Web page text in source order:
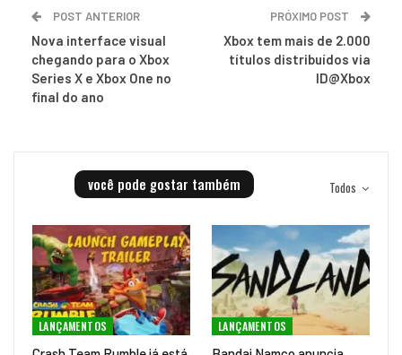
POST ANTERIOR
Nova interface visual
chegando para o Xbox
Series X e Xbox One no
final do ano
PRÓXIMO POST
Xbox tem mais de 2.000
títulos distribuídos via
ID@Xbox
Todos
você pode gostar também
LANÇAMENTOS LANÇAMENTOS